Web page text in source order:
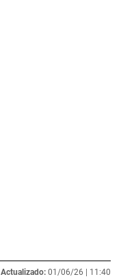
Actualizado: 01/06/26 | 11:40